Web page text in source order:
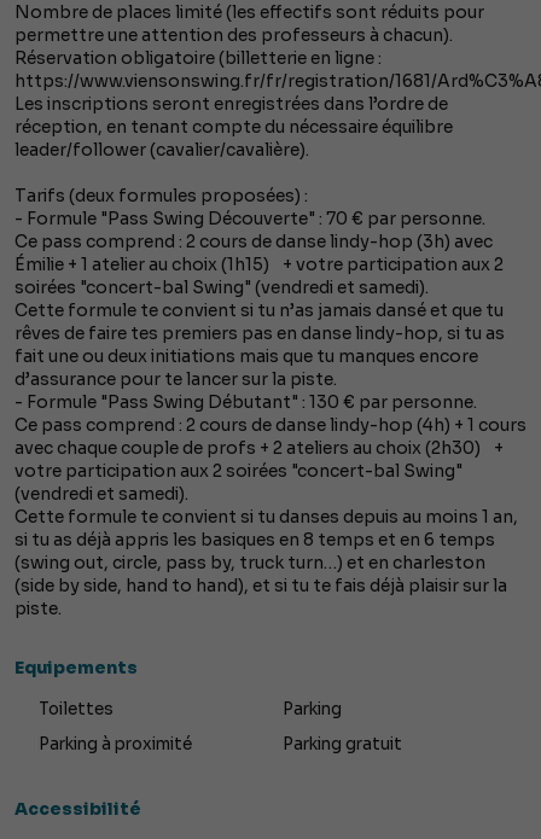
Nombre de places limité (les effectifs sont réduits pour
permettre une attention des professeurs à chacun).
Réservation obligatoire (billetterie en ligne :
https://www.viensonswing.fr/fr/registration/1681/
Les inscriptions seront enregistrées dans l’ordre de
réception, en tenant compte du nécessaire équilibre
leader/follower (cavalier/cavalière).
Tarifs (deux formules proposées) :
- Formule "Pass Swing Découverte" : 70 € par personne.
Ce pass comprend : 2 cours de danse lindy-hop (3h) avec
Émilie + 1 atelier au choix (1h15) + votre participation aux 2
soirées "concert-bal Swing" (vendredi et samedi).
Cette formule te convient si tu n’as jamais dansé et que tu
rêves de faire tes premiers pas en danse lindy-hop, si tu as
fait une ou deux initiations mais que tu manques encore
d’assurance pour te lancer sur la piste.
- Formule "Pass Swing Débutant" : 130 € par personne.
Ce pass comprend : 2 cours de danse lindy-hop (4h) + 1 cours
avec chaque couple de profs + 2 ateliers au choix (2h30) +
votre participation aux 2 soirées "concert-bal Swing"
(vendredi et samedi).
Cette formule te convient si tu danses depuis au moins 1 an,
si tu as déjà appris les basiques en 8 temps et en 6 temps
(swing out, circle, pass by, truck turn…) et en charleston
(side by side, hand to hand), et si tu te fais déjà plaisir sur la
piste.
Equipements
Toilettes
Parking
Parking à proximité
Parking gratuit
Accessibilité